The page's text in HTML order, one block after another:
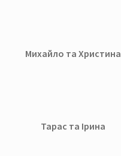
Михайло та Христина
Тарас та Ірина